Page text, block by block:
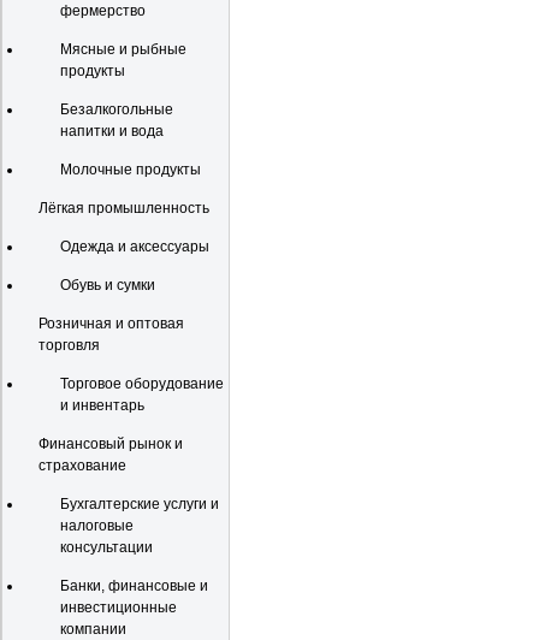
фермерство
Мясные и рыбные
продукты
Безалкогольные
напитки и вода
Молочные продукты
Лёгкая промышленность
Одежда и аксессуары
Обувь и сумки
Розничная и оптовая
торговля
Торговое оборудование
и инвентарь
Финансовый рынок и
страхование
Бухгалтерские услуги и
налоговые
консультации
Банки, финансовые и
инвестиционные
компании